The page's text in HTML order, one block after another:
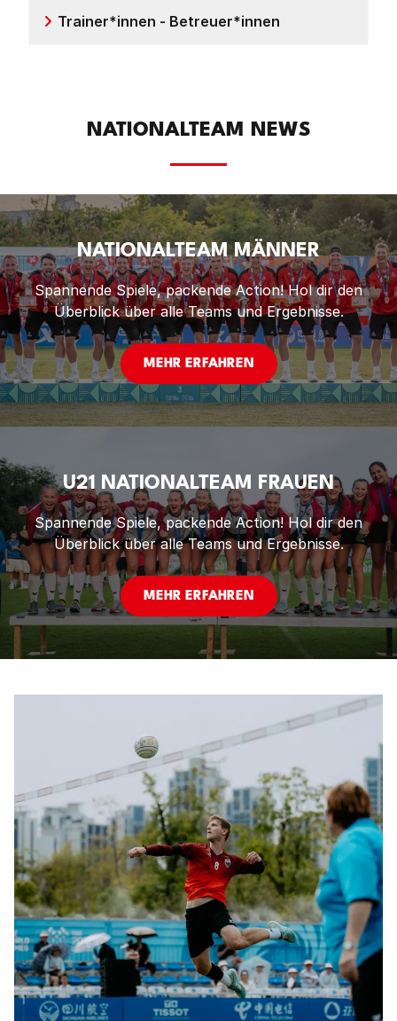
Trainer*innen - Betreuer*innen
NATIONALTEAM NEWS
NATIONALTEAM MÄNNER
Spannende Spiele, packende Action! Hol dir den
Überblick über alle Teams und Ergebnisse.
MEHR ERFAHREN
U21 NATIONALTEAM FRAUEN
Spannende Spiele, packende Action! Hol dir den
Überblick über alle Teams und Ergebnisse.
MEHR ERFAHREN